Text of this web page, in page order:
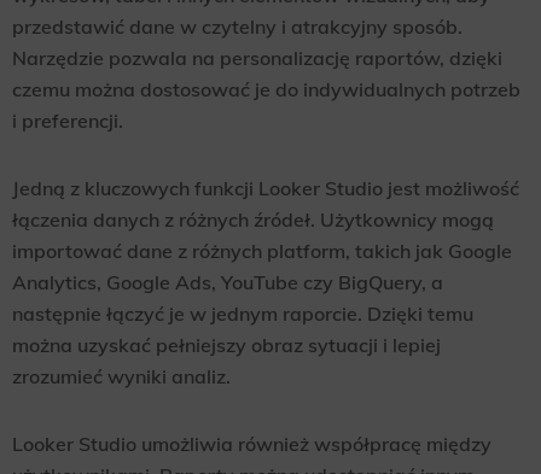
przedstawić dane w czytelny i atrakcyjny sposób.
Narzędzie pozwala na personalizację raportów, dzięki
czemu można dostosować je do indywidualnych potrzeb
i preferencji.
Jedną z kluczowych funkcji Looker Studio jest możliwość
łączenia danych z różnych źródeł. Użytkownicy mogą
importować dane z różnych platform, takich jak Google
Analytics, Google Ads, YouTube czy BigQuery, a
następnie łączyć je w jednym raporcie. Dzięki temu
można uzyskać pełniejszy obraz sytuacji i lepiej
zrozumieć wyniki analiz.
Looker Studio umożliwia również współpracę między